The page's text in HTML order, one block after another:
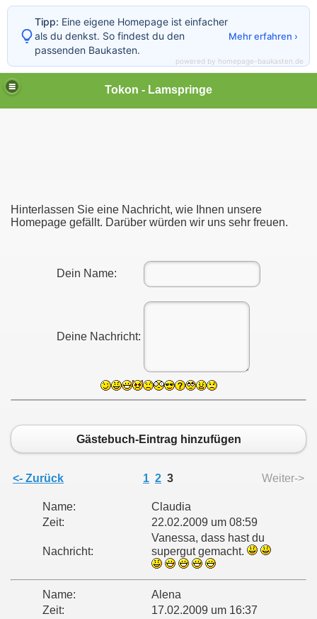
Tokon - Lamspringe
Hinterlassen Sie eine Nachricht, wie Ihnen unsere
Homepage gefällt. Darüber würden wir uns sehr freuen.
Dein Name:
Deine Nachricht:
Gästebuch-Eintrag hinzufügen
<- Zurück 1 2 3 Weiter->
Name:
Claudia
Zeit:
22.02.2009 um 08:59
Nachricht:
Vanessa, dass hast du
supergut gemacht.
Name:
Alena
Zeit:
17.02.2009 um 16:37
Tipp: Eine eigene Homepage ist einfacher
als du denkst. So findest du den
passenden Baukasten.
Mehr erfahren ›
powered by homepage-baukasten.de